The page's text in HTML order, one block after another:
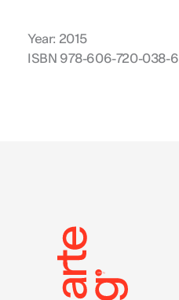
Year: 2015
ISBN 978‐606‐720‐038‐6